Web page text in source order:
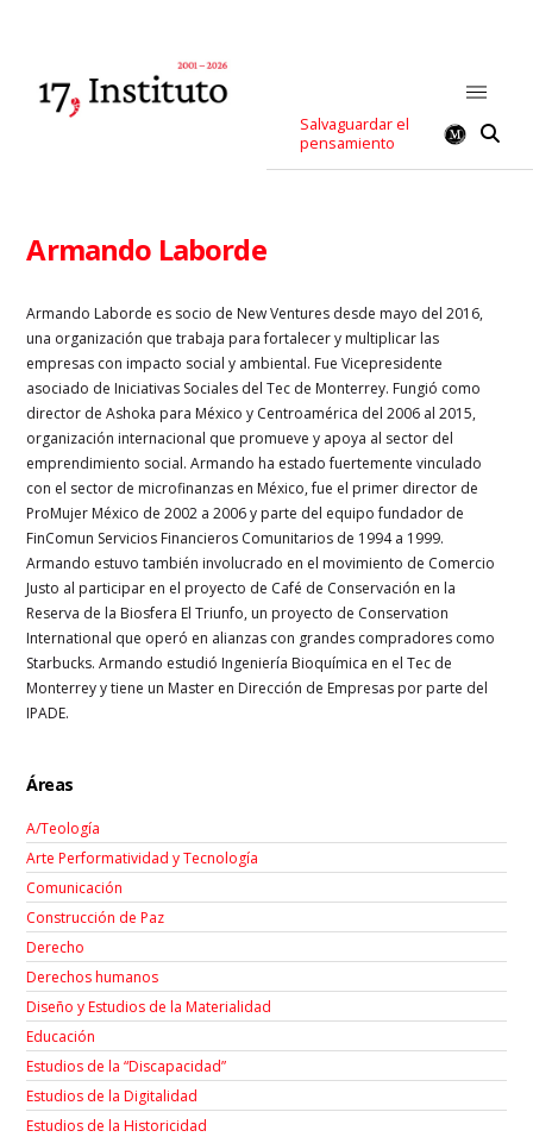
Salvaguardar el
pensamiento
Armando Laborde
Armando Laborde es socio de New Ventures desde mayo del 2016,
una organización que trabaja para fortalecer y multiplicar las
empresas con impacto social y ambiental. Fue Vicepresidente
asociado de Iniciativas Sociales del Tec de Monterrey. Fungió como
director de Ashoka para México y Centroamérica del 2006 al 2015,
organización internacional que promueve y apoya al sector del
emprendimiento social. Armando ha estado fuertemente vinculado
con el sector de microfinanzas en México, fue el primer director de
ProMujer México de 2002 a 2006 y parte del equipo fundador de
FinComun Servicios Financieros Comunitarios de 1994 a 1999.
Armando estuvo también involucrado en el movimiento de Comercio
Justo al participar en el proyecto de Café de Conservación en la
Reserva de la Biosfera El Triunfo, un proyecto de Conservation
International que operó en alianzas con grandes compradores como
Starbucks. Armando estudió Ingeniería Bioquímica en el Tec de
Monterrey y tiene un Master en Dirección de Empresas por parte del
IPADE.
Áreas
A/Teología
Arte Performatividad y Tecnología
Comunicación
Construcción de Paz
Derecho
Derechos humanos
Diseño y Estudios de la Materialidad
Educación
Estudios de la “Discapacidad”
Estudios de la Digitalidad
Estudios de la Historicidad